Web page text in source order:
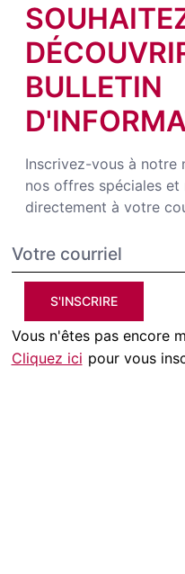
BULLETIN
Inscrivez-vous à notre
nos offres spéciales et
directement à votre
S'INSCRIRE
Vous n'êtes pas encore
Cliquez ici pour vous